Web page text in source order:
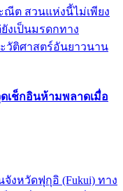
ณีต สวนแห่งนี้ไม่เพียง
งเป็นมรดกทาง
ติศาสตร์อันยาวนาน
เช็กอินห้ามพลาดเมื่อ
งหวัดฟุกุอิ (Fukui) ทาง